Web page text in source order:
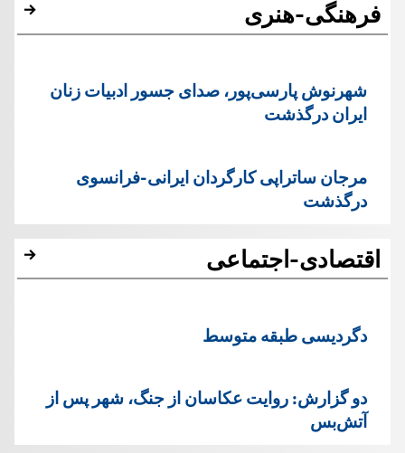
فرهنگی-هنری
شهرنوش پارسی‌پور، صدای جسور ادبیات زنان
ایران درگذشت
مرجان ساتراپی کارگردان ایرانی-فرانسوی
درگذشت
اقتصادی-اجتماعی
دگردیسی طبقه متوسط
دو گزارش: روایت عکاسان از جنگ، شهر پس از
آتش‌بس